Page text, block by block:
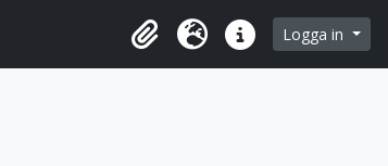
UrklippSpråk Snabblänkar
Logga in